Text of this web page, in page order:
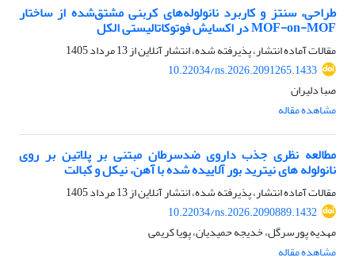
طراحی، سنتز و کاربرد نانولوله‌های کربنی مشتق‌شده از ساختار
MOF-on-MOF در اکسایش فوتوکاتالیستی الکل
مقالات آماده انتشار، پذیرفته شده، انتشار آنلاین از13 مرداد 1405
10.22034/ns.2026.2091265.1433
صبا دلیران
مشاهده مقاله
مطالعه نظری جذب داروی ضدسرطان مبتنی بر پلاتین بر روی
نانولوله های نیترید بور آلاییده شده با آهن، نیکل و کبالت
مقالات آماده انتشار، پذیرفته شده، انتشار آنلاین از13 مرداد 1405
10.22034/ns.2026.2090889.1432
مهدیه پورسرگل، خدیجه حمیدیان، پویا کریمی
مشاهده مقاله